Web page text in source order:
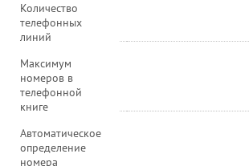
Количество
телефонных
линий
Максимум
номеров в
телефонной
книге
Автоматическое
определение
номера